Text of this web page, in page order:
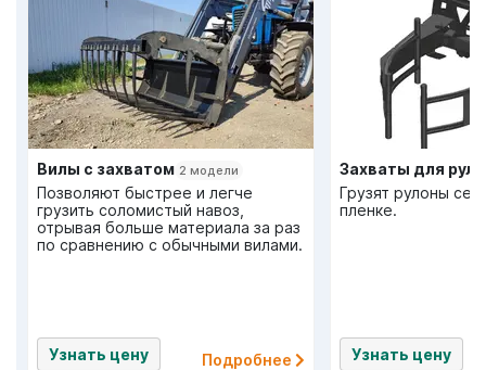
Вилы с захватом 2 модели
Позволяют быстрее и легче
грузить соломистый навоз,
отрывая больше материала за раз
по сравнению с обычными вилами.
Узнать цену Подробнее
Грузят рулоны
пленке.
Узнать цену